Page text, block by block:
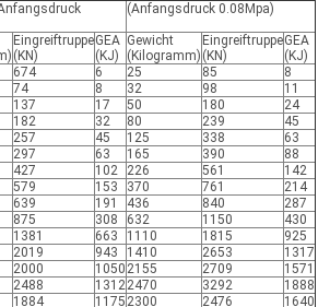
(Anfangsdruck 0.08Mpa)
Eingreiftruppe
(KN)
GEA
(KJ)
Gewicht
(Kilogramm)
Eingreiftruppe
(KN)
GEA
(KJ)
674 6 25 85
8
74 8 32 98
11
137 17 50 180
24
182 32 80 239
45
257 45 125 338
63
297 63 165 390
88
427 102 226 561
142
579 153 370 761
214
639 191 436 840
287
875 308 632 1150
430
1381 663 1110 1815
925
2019 943 1410 2653
1317
2000 1050 2155 2709
1571
2488 13122470 3292
1888
1884 1175 2300 2476
1640